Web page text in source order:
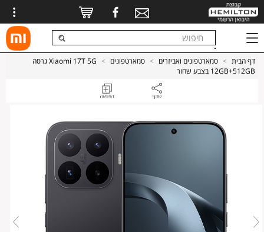
דף הבית > סמארטפונים ואביזרים > סמארטפונים >
Xiaomi 17T 5G גרסה
12GB+512GB בצבע שחור